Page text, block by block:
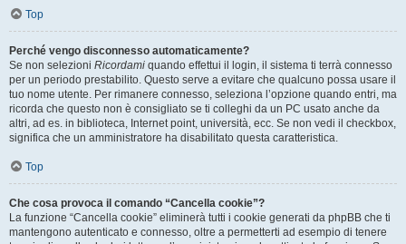
Top
Perché vengo disconnesso automaticamente?
Se non selezioni Ricordami quando effettui il login, il sistema ti terrà connesso
per un periodo prestabilito. Questo serve a evitare che qualcuno possa usare il
tuo nome utente. Per rimanere connesso, seleziona l’opzione quando entri, ma
ricorda che questo non è consigliato se ti colleghi da un PC usato anche da
altri, ad es. in biblioteca, Internet point, università, ecc. Se non vedi il checkbox,
significa che un amministratore ha disabilitato questa caratteristica.
Top
Che cosa provoca il comando “Cancella cookie”?
La funzione “Cancella cookie” eliminerà tutti i cookie generati da phpBB che ti
mantengono autenticato e connesso, oltre a permetterti ad esempio di tenere